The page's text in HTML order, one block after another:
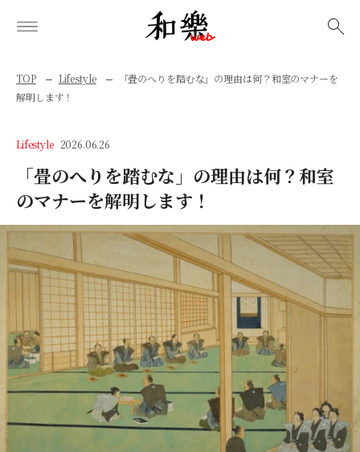
TOP Lifestyle
「畳のへりを踏むな」の理由は何？和室のマナーを
解明します！
Lifestyle 2026.06.26
「畳のへりを踏むな」の理由は何？和室
のマナーを解明します！